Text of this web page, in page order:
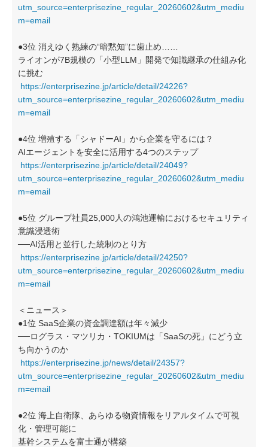
utm_source=enterprisezine_regular_20260602&utm_mediu
m=email
●3位 消えゆく熟練の“暗黙知”に歯止め……
ライオンが7B規模の「小型LLM」開発で知識継承の仕組み化
に挑む
https://enterprisezine.jp/article/detail/24226?
utm_source=enterprisezine_regular_20260602&utm_mediu
m=email
●4位 増殖する「シャドーAI」から企業を守るには？
AIエージェントを安全に活用する4つのステップ
https://enterprisezine.jp/article/detail/24049?
utm_source=enterprisezine_regular_20260602&utm_mediu
m=email
●5位 グループ社員25,000人の鴻池運輸におけるセキュリティ
意識浸透術
──AI活用と並行した統制のとり方
https://enterprisezine.jp/article/detail/24250?
utm_source=enterprisezine_regular_20260602&utm_mediu
m=email
＜ニュース＞
●1位 SaaS企業の資金調達額は年々減少
──ログラス・マツリカ・TOKIUMは「SaaSの死」にどう立
ち向かうのか
https://enterprisezine.jp/news/detail/24357?
utm_source=enterprisezine_regular_20260602&utm_mediu
m=email
●2位 海上自衛隊、あらゆる物資情報をリアルタイムで可視
化・管理可能に
基幹システムを富士通が構築